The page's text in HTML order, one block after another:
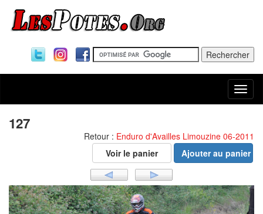
127
Retour : Enduro d'Availles Limouzine 06-2011